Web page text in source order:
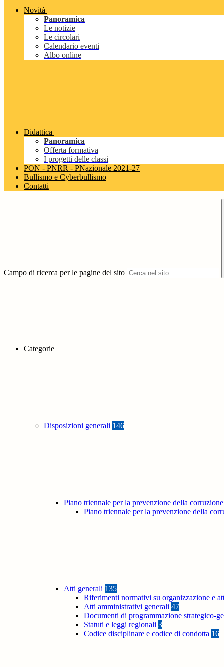
Novità
Panoramica
Le notizie
Le circolari
Calendario eventi
Albo online
Didattica
Panoramica
Offerta formativa
I progetti delle classi
PON - PNRR - PNazionale 2021-27
Bullismo e Cyberbullismo
Contatti
Campo di ricerca per le pagine del sito
Categorie
Disposizioni generali 146
Piano triennale per la prevenzione della
Piano triennale per la prevenzione della
Atti generali 135
Riferimenti normativi su organizzazione e
Atti amministrativi generali 47
Documenti di programmazione strategico-
Statuti e leggi regionali 3
Codice disciplinare e codice di condotta 16